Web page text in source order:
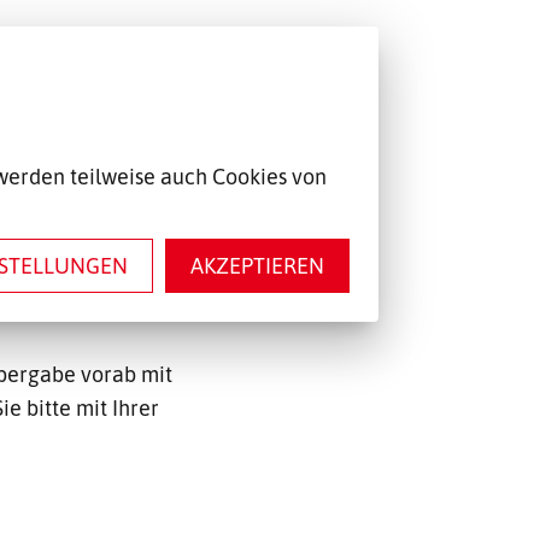
Lithium
sind Sie
noch befördern,
können Sie hier
vorab mit
bitte mit Ihrer
teilweise auch Cookies von
AKZEPTIEREN